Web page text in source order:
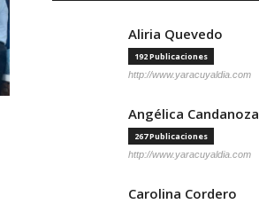
Aliria Quevedo
192 Publicaciones
http://www.yaracuyaldia.com
Angélica Candanoza
267 Publicaciones
http://www.yaracuyaldia.com
Carolina Cordero